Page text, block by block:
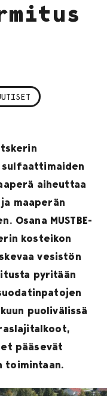
sulfaattimaiden
aiheuttaa
maaperän
Osana MUSTBE-
kosteikon
vesistön
pyritään
puolivälissä
pääsevät
toimintaan.